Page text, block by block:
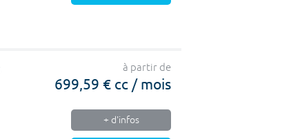
à partir de
699,59 € cc / mois
+ d'infos